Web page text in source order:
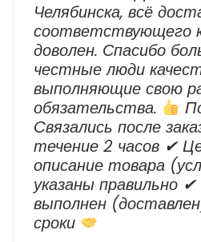
Челябинска, всё
соответствующего
доволен. Спасибо
честные люди
выполняющие свою
обязательства.
Cвязались после
течение 2 часов ✔
описание товара
указаны правильно
выполнен
сроки